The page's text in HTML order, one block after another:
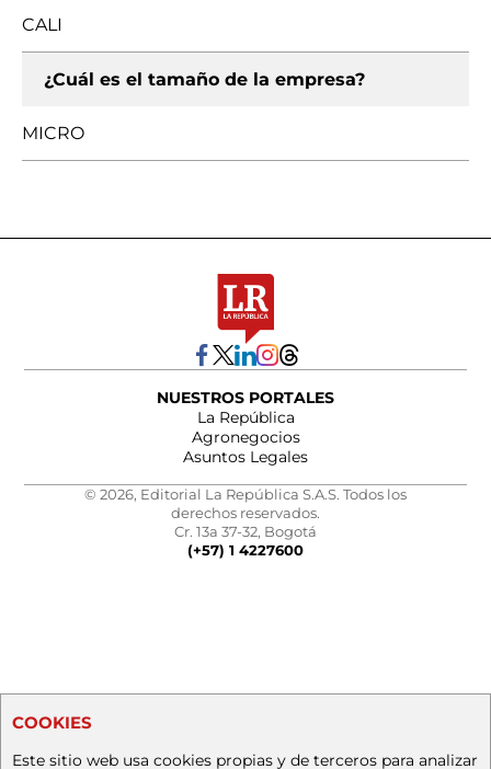
CALI
¿Cuál es el tamaño de la empresa?
MICRO
NUESTROS PORTALES
La República
Agronegocios
Asuntos Legales
© 2026, Editorial La República S.A.S. Todos los
derechos reservados.
Cr. 13a 37-32, Bogotá
(+57) 1 4227600
COOKIES
Este sitio web usa cookies propias y de terceros para analizar